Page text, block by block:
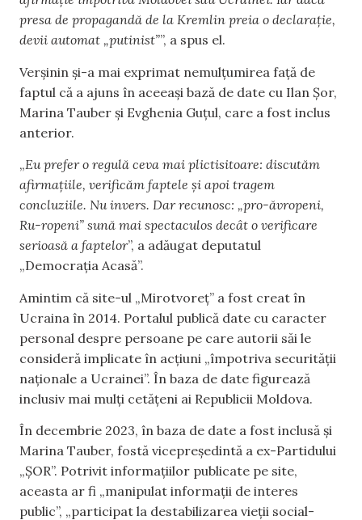
presa de propagandă de la Kremlin preia o declarație,
devii automat „putinist””, a spus el.
Verșinin și-a mai exprimat nemulțumirea față de
faptul că a ajuns în aceeași bază de date cu Ilan Șor,
Marina Tauber și Evghenia Guțul, care a fost inclus
anterior.
„Eu prefer o regulă ceva mai plictisitoare: discutăm
afirmațiile, verificăm faptele și apoi tragem
concluziile. Nu invers. Dar recunosc: „pro-ăvropeni,
Ru-ropeni” sună mai spectaculos decât o verificare
serioasă a faptelor”, a adăugat deputatul
„Democrația Acasă”.
Amintim că site-ul „Mirotvoreț” a fost creat în
Ucraina în 2014. Portalul publică date cu caracter
personal despre persoane pe care autorii săi le
consideră implicate în acțiuni „împotriva securității
naționale a Ucrainei”. În baza de date figurează
inclusiv mai mulți cetățeni ai Republicii Moldova.
În decembrie 2023, în baza de date a fost inclusă și
Marina Tauber, fostă vicepreședintă a ex-Partidului
„ȘOR”. Potrivit informațiilor publicate pe site,
aceasta ar fi „manipulat informații de interes
public”, „participat la destabilizarea vieții social-